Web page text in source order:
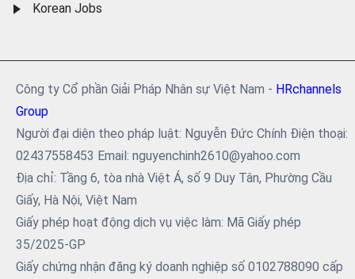
Korean Jobs
Công ty Cổ phần Giải Pháp Nhân sự Việt Nam - HRchannels
Group
Người đại diện theo pháp luật: Nguyễn Đức Chính Điện thoại:
02437558453 Email: nguyenchinh2610@yahoo.com
Địa chỉ: Tầng 6, tòa nhà Việt Á, số 9 Duy Tân, Phường Cầu
Giấy, Hà Nội, Việt Nam
Giấy phép hoạt động dịch vụ việc làm: Mã Giấy phép
35/2025-GP
Giấy chứng nhận đăng ký doanh nghiệp số 0102788090 cấp